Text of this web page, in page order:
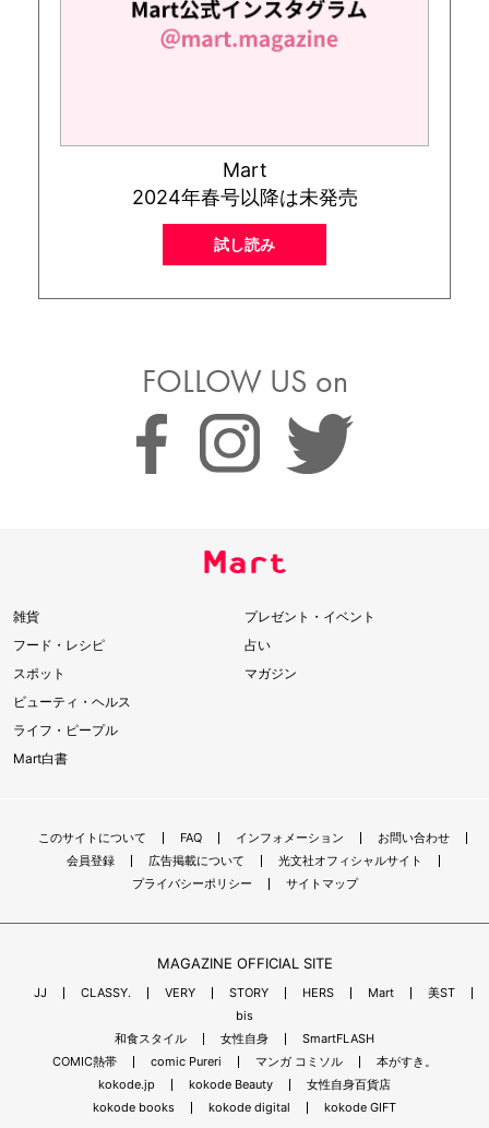
Mart
2024年春号以降は未発売
試し読み
FOLLOW US on
雑貨
フード・レシピ
スポット
ビューティ・ヘルス
ライフ・ピープル
Mart白書
プレゼント・イベント
占い
マガジン
このサイトについて FAQ インフォメーション
お問い合わせ
会員登録
広告掲載について
光文社オフィシャルサイト
プライバシーポリシー
サイトマップ
MAGAZINE OFFICIAL SITE
JJ CLASSY. VERY STORY HERS Mart
美ST
bis
和食スタイル
女性自身
SmartFLASH
COMIC熱帯
comic Pureri マンガ コミソル
本がすき。
kokode.jp
kokode Beauty
女性自身百貨店
kokode books
kokode digital kokode GIFT